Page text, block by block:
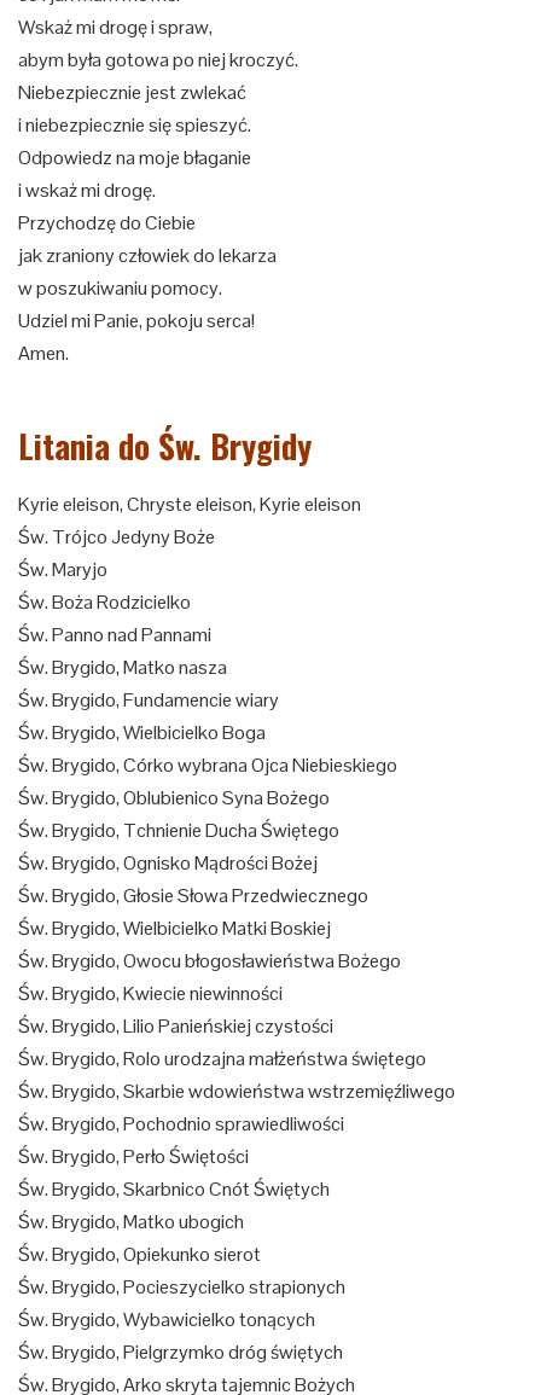
Wskaż mi drogę i spraw,
abym była gotowa po niej kroczyć.
Niebezpiecznie jest zwlekać
i niebezpiecznie się spieszyć.
Odpowiedz na moje błaganie
i wskaż mi drogę.
Przychodzę do Ciebie
jak zraniony człowiek do lekarza
w poszukiwaniu pomocy.
Udziel mi Panie, pokoju serca!
Amen.
Litania do Św. Brygidy
Kyrie eleison, Chryste eleison, Kyrie eleison
Św. Trójco Jedyny Boże
Św. Maryjo
Św. Boża Rodzicielko
Św. Panno nad Pannami
Św. Brygido, Matko nasza
Św. Brygido, Fundamencie wiary
Św. Brygido, Wielbicielko Boga
Św. Brygido, Córko wybrana Ojca Niebieskiego
Św. Brygido, Oblubienico Syna Bożego
Św. Brygido, Tchnienie Ducha Świętego
Św. Brygido, Ognisko Mądrości Bożej
Św. Brygido, Głosie Słowa Przedwiecznego
Św. Brygido, Wielbicielko Matki Boskiej
Św. Brygido, Owocu błogosławieństwa Bożego
Św. Brygido, Kwiecie niewinności
Św. Brygido, Lilio Panieńskiej czystości
Św. Brygido, Rolo urodzajna małżeństwa świętego
Św. Brygido, Skarbie wdowieństwa wstrzemięźliwego
Św. Brygido, Pochodnio sprawiedliwości
Św. Brygido, Perło Świętości
Św. Brygido, Skarbnico Cnót Świętych
Św. Brygido, Matko ubogich
Św. Brygido, Opiekunko sierot
Św. Brygido, Pocieszycielko strapionych
Św. Brygido, Wybawicielko tonących
Św. Brygido, Pielgrzymko dróg świętych
Św. Brygido, Arko skryta tajemnic Bożych